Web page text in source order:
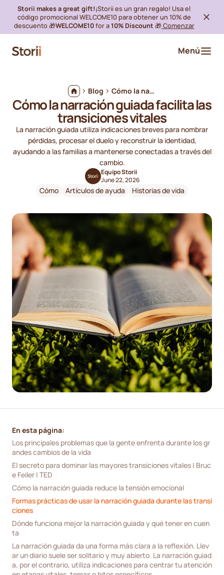
Storii makes a great gift!¡Storii es un gran regalo! Usa el
código promocional WELCOME10 para obtener un 10% de
descuento 🎁WELCOME10for a10% Discount 🎁 Comenzar
Menú
Blog Cómo la narración guiada facilita las transiciones vitales
Cómo la narración guiada facilita las
transiciones vitales
La narración guiada utiliza indicaciones breves para nombrar
pérdidas, procesar el duelo y reconstruir la identidad,
ayudando a las familias a mantenerse conectadas a través del
cambio.
Equipo Storii
June 22, 2026
Cómo Artículos de ayuda Historias de vida
En esta página:
Los principales problemas que la gente enfrenta durante los gr
andes cambios de la vida
El secreto para dominar las mayores transiciones vitales | Bruc
e Feiler | TED
Cómo la narración guiada reduce la tensión emocional
Formas prácticas de usar la narración guiada durante las transi
ciones
Dónde funciona mejor la narración guiada y qué tener en cuen
ta
La narración guiada da una forma más clara a la reflexión. Llev
ar un diario suele ser solitario y muy abierto. La narración guiad
a, por el contrario, utiliza indicaciones para centrar tu atención